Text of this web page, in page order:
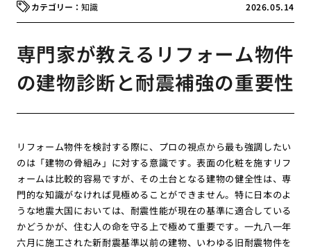
2026.05.14
知識
専門家が教えるリフォーム物件
の建物診断と耐震補強の重要性
リフォーム物件を検討する際に、プロの視点から最も強調したい
のは「建物の骨組み」に対する意識です。表面の化粧を施すリフ
ォームは比較的容易ですが、その土台となる建物の健全性は、専
門的な知識がなければ見極めることができません。特に日本のよ
うな地震大国においては、耐震性能が現在の基準に適合している
かどうかが、住む人の命を守る上で極めて重要です。一九八一年
六月に施工された新耐震基準以前の建物、いわゆる旧耐震物件を